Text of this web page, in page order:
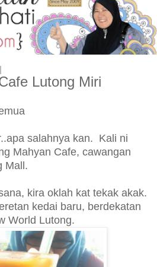
Lutong Miri
salahnya kan. Kali ni
Mahyan Cafe, cawangan
Mall.
kira oklah kat tekak akak.
kedai baru, berdekatan
World Lutong.